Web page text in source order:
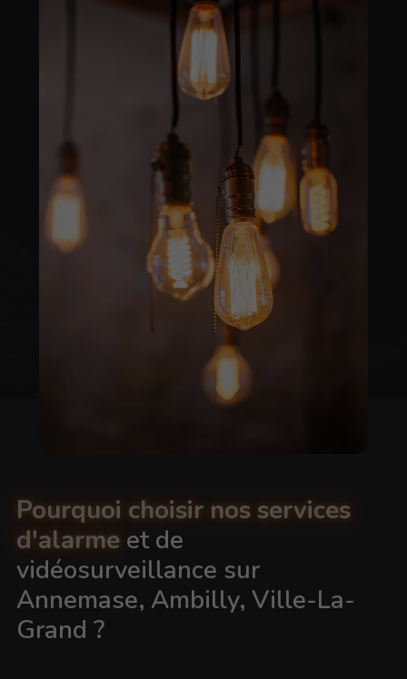
Pourquoi choisir nos services
d'alarme et de
vidéosurveillance sur
Annemase, Ambilly, Ville-La-
Grand ?